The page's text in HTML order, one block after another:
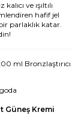
ve ışıltılı
hafif jel
parlaklık katar.
ml Bronzlaştırıcı
Güneş Kremi